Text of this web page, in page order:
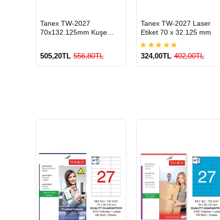
GÖNDERİ
Tanex TW-2027
70x132.125mm Kuşe
505,20TL 556,80TL
GÖNDERİ
Tanex TW-2027 Laser
Etiket 70 x 32.125 mm
324,00TL 402,00TL